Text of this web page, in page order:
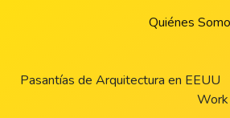
Quiénes
Pasantías de Arquitectura en EEUU